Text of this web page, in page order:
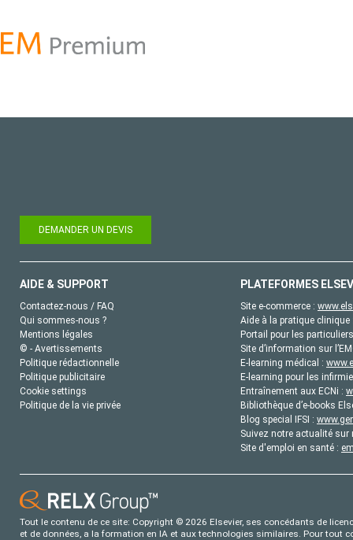
DEMANDER UN DEVIS
AIDE & SUPPORT
Contactez-nous / FAQ
Qui sommes-nous ?
Mentions légales
© - Avertissements
Politique rédactionnelle
Politique publicitaire
Cookie settings
Politique de la vie privée
PLATEFORMES
Site e-commerce :
Aide à la pratique
Portail pour les
Site d’information sur
E-learning médical :
E-learning pour les
Entraînement aux ECNi :
Bibliothèque d’e-books
Blog special IFSI :
Suivez notre actualité sur
Site d'emploi en santé :
Tout le contenu de ce site: Copyright © 2026 Elsevier, ses concédants de
et de données, a la formation en IA et aux technologies similaires. Pour tout